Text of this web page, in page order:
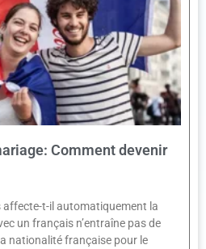
Comment devenir
affecte-t-il automatiquement la
un français n’entraîne pas de
nationalité française pour le